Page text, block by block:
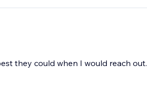
they could when I would reach out.